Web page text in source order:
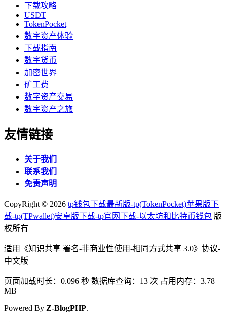
下载攻略
USDT
TokenPocket
数字资产体验
下载指南
数字货币
加密世界
矿工费
数字资产交易
数字资产之旅
友情链接
关于我们
联系我们
免责声明
CopyRight © 2026 tp钱包下载最新版-tp(TokenPocket)苹果版下
载-tp(TPwallet)安卓版下载-tp官网下载-以太坊和比特币钱包 版
权所有
适用《知识共享 署名-非商业性使用-相同方式共享 3.0》协议-
中文版
页面加载时长：0.096 秒 数据库查询：13 次 占用内存：3.78
MB
Powered By Z-BlogPHP.